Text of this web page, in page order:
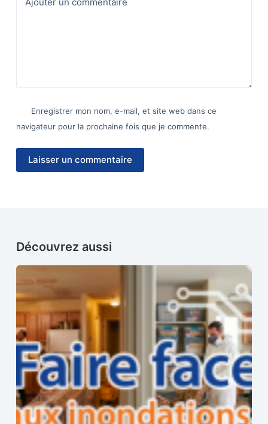
Enregistrer mon nom, e-mail, et site web dans ce
navigateur pour la prochaine fois que je commente.
Laisser un commentaire
Découvrez aussi